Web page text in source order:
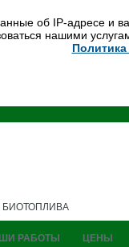
об IP-адресе и
нашими
РАБОТЫ ЦЕНЫ